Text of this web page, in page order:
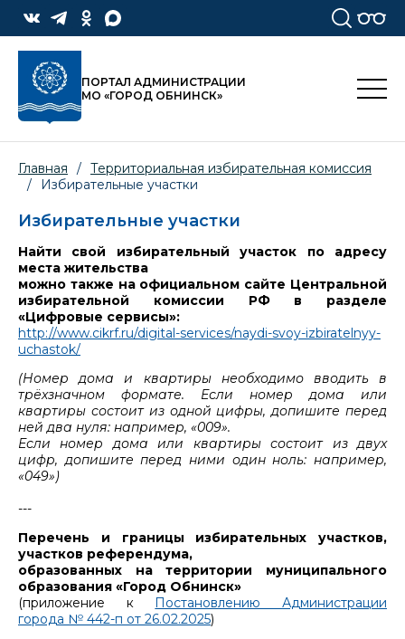
ПОРТАЛ АДМИНИСТРАЦИИ
МО «ГОРОД ОБНИНСК»
Главная / Территориальная избирательная комиссия
/
Избирательные участки
Избирательные участки
Найти свой избирательный участок по адресу
места жительства
можно также на официальном сайте Центральной
избирательной комиссии РФ в разделе
«Цифровые сервисы»:
http://www.cikrf.ru/digital-services/naydi-svoy-izbiratelnyy-
uchastok/
(Номер дома и квартиры необходимо вводить в
трёхзначном формате. Если номер дома или
квартиры состоит из одной цифры, допишите перед
ней два нуля: например, «009».
Если номер дома или квартиры состоит из двух
цифр, допишите перед ними один ноль: например,
«049»)
---
Перечень и границы избирательных участков,
участков референдума,
образованных на территории муниципального
образования «Город Обнинск»
(приложение к
Постановлению Администрации
города № 442-п от 26.02.2025)